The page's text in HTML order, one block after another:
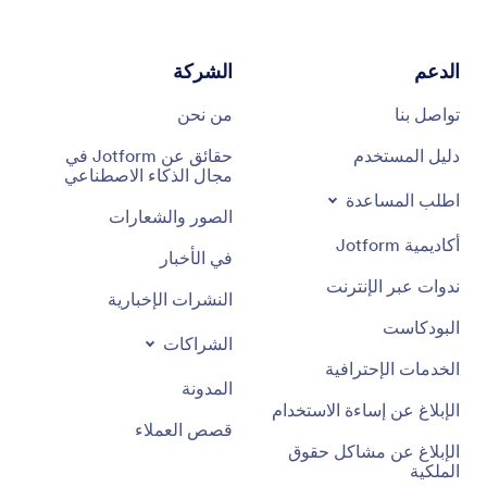
الدعم
تواصل بنا
دليل المستخدم
اطلب المساعدة
أكاديمية Jotform
ندوات عبر الإنترنت
البودكاست
الخدمات الإحترافية
الإبلاغ عن إساءة الاستخدام
الإبلاغ عن مشاكل حقوق
الملكية
الشركة
من نحن
حقائق عن Jotform في
مجال الذكاء الاصطناعي
الصور والشعارات
في الأخبار
النشرات الإخبارية
الشراكات
المدونة
قصص العملاء